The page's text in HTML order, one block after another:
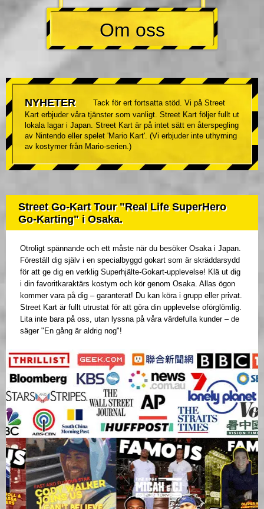
Om oss
NYHETER
Tack för ert fortsatta stöd. Vi på Street
Kart erbjuder våra tjänster som vanligt. Street Kart följer fullt ut
lokala lagar i Japan. Street Kart är på intet sätt en återspegling
av Nintendo eller spelet 'Mario Kart'. (Vi erbjuder inte uthyrning
av kostymer från Mario-serien.)
Street Go-Kart Tour "Real Life SuperHero
Go-Karting" i Osaka.
Otroligt spännande och ett måste när du besöker Osaka i Japan.
Föreställ dig själv i en specialbyggd gokart som är skräddarsydd
för att ge dig en verklig Superhjälte-Gokart-upplevelse! Klä ut dig
i din favoritkaraktärs kostym och kör genom Osaka. Allas ögon
kommer vara på dig – garanterat! Du kan köra i grupp eller privat.
Street Kart är fullt utrustat för att göra din upplevelse oförglömlig.
Lita inte bara på oss, utan lyssna på våra värdefulla kunder – de
säger "En gång är aldrig nog"!